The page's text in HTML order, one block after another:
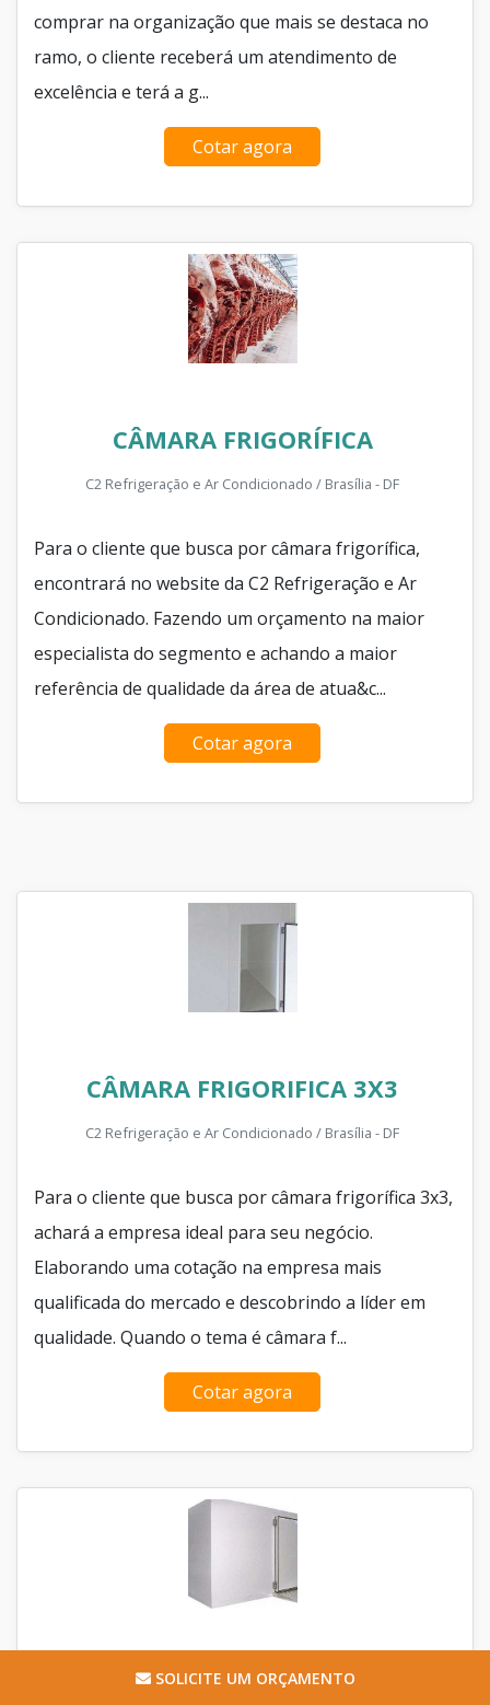
comprar na organização que mais se destaca no
ramo, o cliente receberá um atendimento de
excelência e terá a g...
Cotar agora
CÂMARA FRIGORÍFICA
C2 Refrigeração e Ar Condicionado / Brasília - DF
Para o cliente que busca por câmara frigorífica,
encontrará no website da C2 Refrigeração e Ar
Condicionado. Fazendo um orçamento na maior
especialista do segmento e achando a maior
referência de qualidade da área de atua&c...
Cotar agora
CÂMARA FRIGORIFICA 3X3
C2 Refrigeração e Ar Condicionado / Brasília - DF
Para o cliente que busca por câmara frigorífica 3x3,
achará a empresa ideal para seu negócio.
Elaborando uma cotação na empresa mais
qualificada do mercado e descobrindo a líder em
qualidade. Quando o tema é câmara f...
Cotar agora
CÂMARA FRIGORIFICA 3X4
SOLICITE UM ORÇAMENTO